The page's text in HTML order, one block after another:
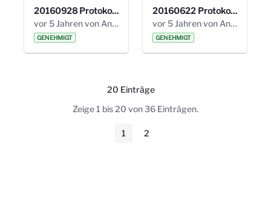
20160928 Protokoll 17. Steuerungskreis.pdf
vor 5 Jahren von Anni Schlumberger
GENEHMIGT
20160622 Protokoll 16. Steuerungskreis.pdf
vor 5 Jahren von Anni Schlumberger
GENEHMIGT
20 Einträge
Pro Seite
Zeige 1 bis 20 von 36 Einträgen.
Seite
1 Seite
2